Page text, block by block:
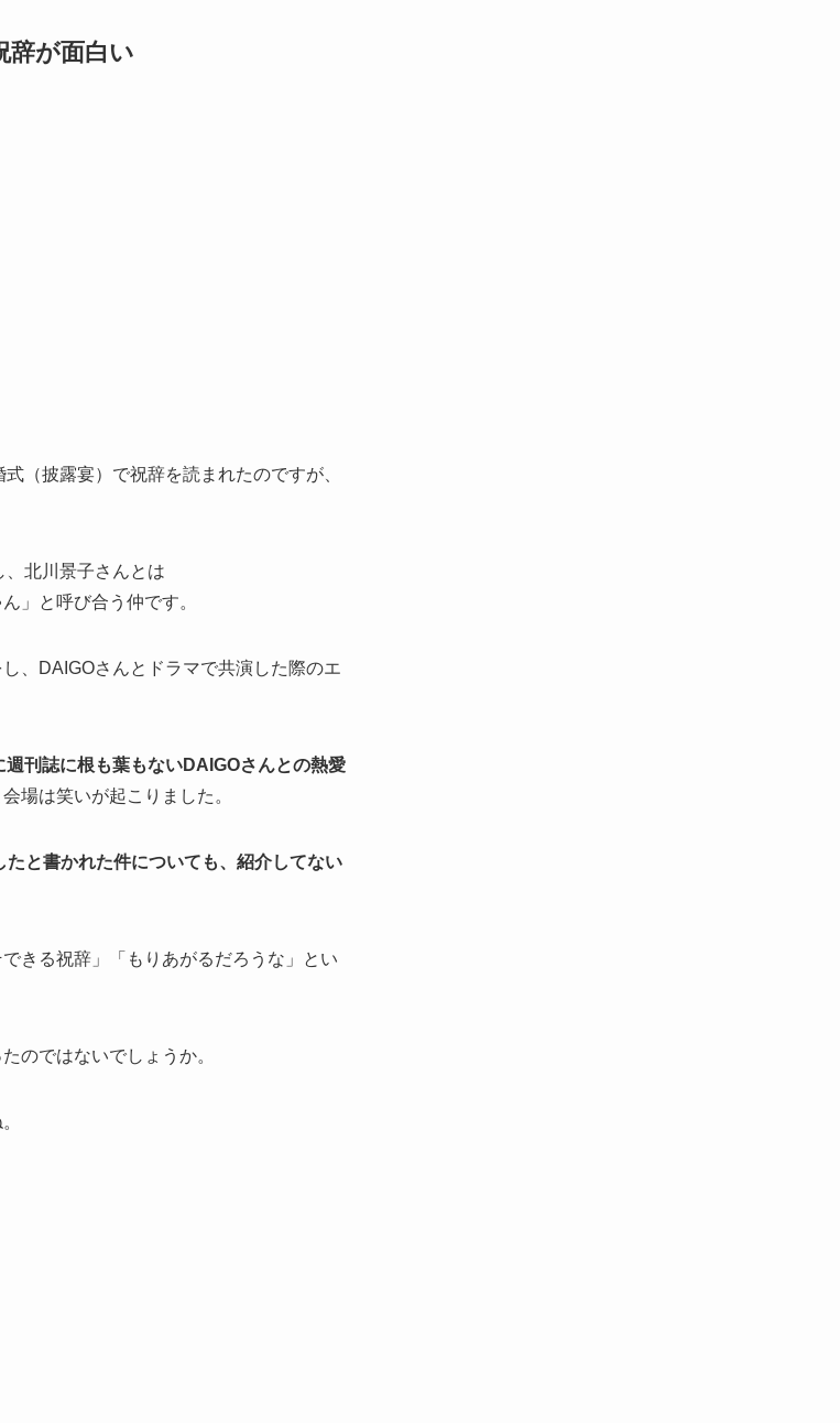
辞が面白い
（披露宴）で祝辞を読まれたのですが、
北川景子さんとは
」と呼び合う仲です。
、DAIGOさんとドラマで共演した際のエ
週刊誌に根も葉もないDAIGOさんとの熱愛
場は笑いが起こりました。
と書かれた件についても、紹介してない
きる祝辞」「もりあがるだろうな」とい
のではないでしょうか。